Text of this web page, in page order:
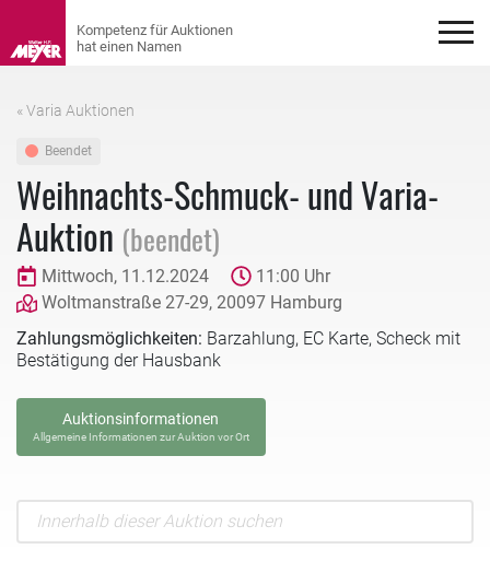
« Varia Auktionen
Beendet
Weihnachts-Schmuck- und Varia-
Auktion (beendet)
Mittwoch, 11.12.2024
11:00 Uhr
Woltmanstraße 27-29, 20097 Hamburg
Zahlungsmöglichkeiten: Barzahlung, EC Karte, Scheck mit
Bestätigung der Hausbank
Auktionsinformationen
Allgemeine Informationen zur Auktion vor Ort